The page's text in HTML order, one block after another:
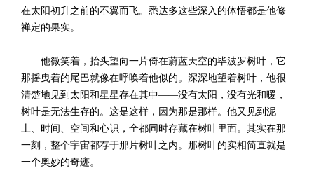
在太阳初升之前的不翼而飞。悉达多这些深入的体悟都是他修
禅定的果实。
他微笑着，抬头望向一片倚在蔚蓝天空的毕波罗树叶，它
那摇曳着的尾巴就像在呼唤着他似的。深深地望着树叶，他很
清楚地见到太阳和星星存在其中——没有太阳，没有光和暖，
树叶是无法生存的。这是这样，因为那是那样。他又见到泥
土、时间、空间和心识，全都同时存藏在树叶里面。其实在那
一刻，整个宇宙都存于那片树叶之内。那树叶的实相简直就是
一个奥妙的奇迹。